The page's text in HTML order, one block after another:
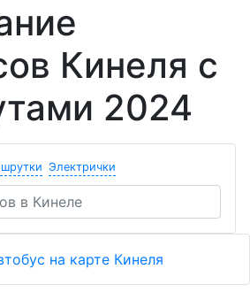
Кинеля с
2024
Электрички
на карте Кинеля